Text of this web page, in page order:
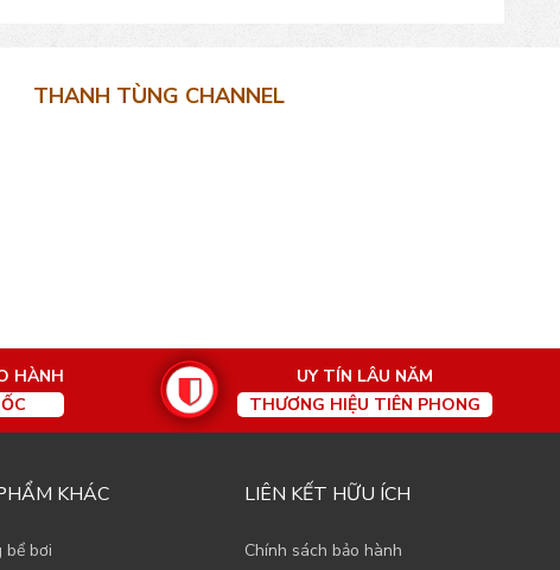
THANH TÙNG CHANNEL
HÀNH
UY TÍN LÂU NĂM
THƯƠNG HIỆU TIÊN PHONG
KHÁC
bể bơi
LIÊN KẾT HỮU ÍCH
Chính sách bảo hành